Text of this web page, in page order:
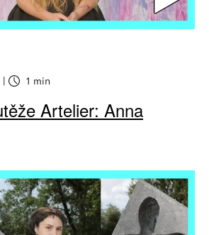
1 min
Artelier: Anna